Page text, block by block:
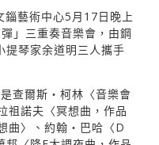
錙藝術中心5月17日晚上
」三重奏音樂會，由鋼
提琴家余道明三人攜手
查爾斯‧柯林〈音樂會
諾夫〈冥想曲，作品
曲〉、約翰‧巴哈〈D